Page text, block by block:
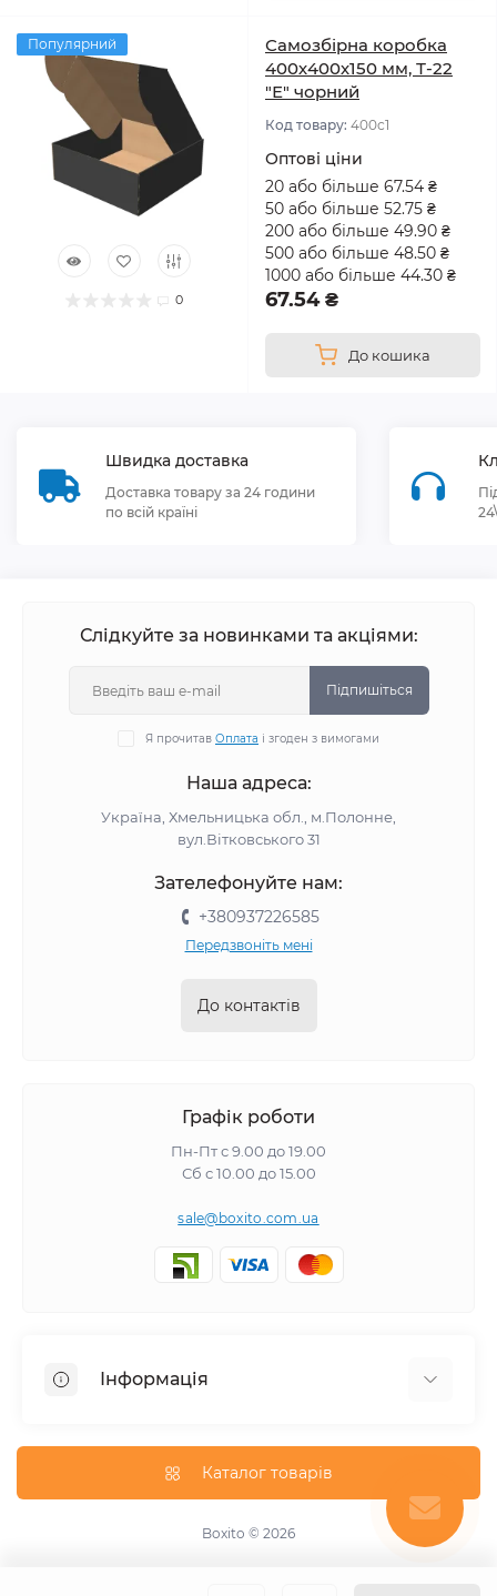
Популярний
0
Самозбірна коробка
400х400х150 мм, Т-22
"Е" чорний
Код товару: 400с1
Оптові ціни
20 або більше 67.54 ₴
50 або більше 52.75 ₴
200 або більше 49.90 ₴
500 або більше 48.50 ₴
1000 або більше 44.30 ₴
67.54 ₴
До кошика
Швидка доставка
Доставка товару за 24 години
по всій країні
Слідкуйте за новинками та акціями:
Підпишіться
Я прочитав Оплата і згоден з вимогами
Наша адреса:
Україна, Хмельницька обл., м.Полонне,
вул.Вітковського 31
Зателефонуйте нам:
+380937226585
Передзвоніть мені
До контактів
Графік роботи
Пн-Пт с 9.00 до 19.00
Сб с 10.00 до 15.00
sale@boxito.com.ua
Інформація
Про магазин
Каталог товарів
Boxito © 2026